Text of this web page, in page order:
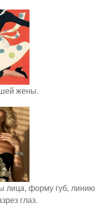
жены.
лица, форму губ, линию
глаз.